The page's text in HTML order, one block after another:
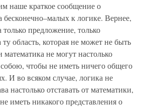
наше краткое сообщение о
к логике. Вернее,
предложение, только
область, которая не может не быть
не могут настолько
чтобы не иметь ничего общего
И во всяком случае, логика не
настолько отставать от математики,
иметь никакого представления о